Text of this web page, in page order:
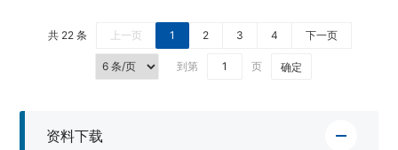
共 22 条 上一页 1 2 3 4 下一页
到第 页 确定
资料下载